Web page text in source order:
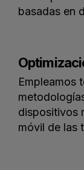
basadas en
Empleamos
dispositivos
móvil de las